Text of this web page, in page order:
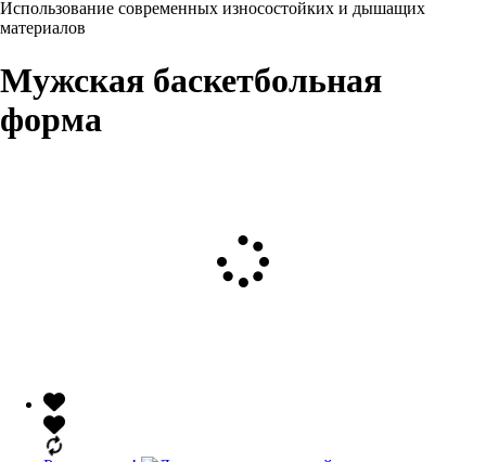
Использование современных износостойких и дышащих
материалов
Мужская баскетбольная
форма